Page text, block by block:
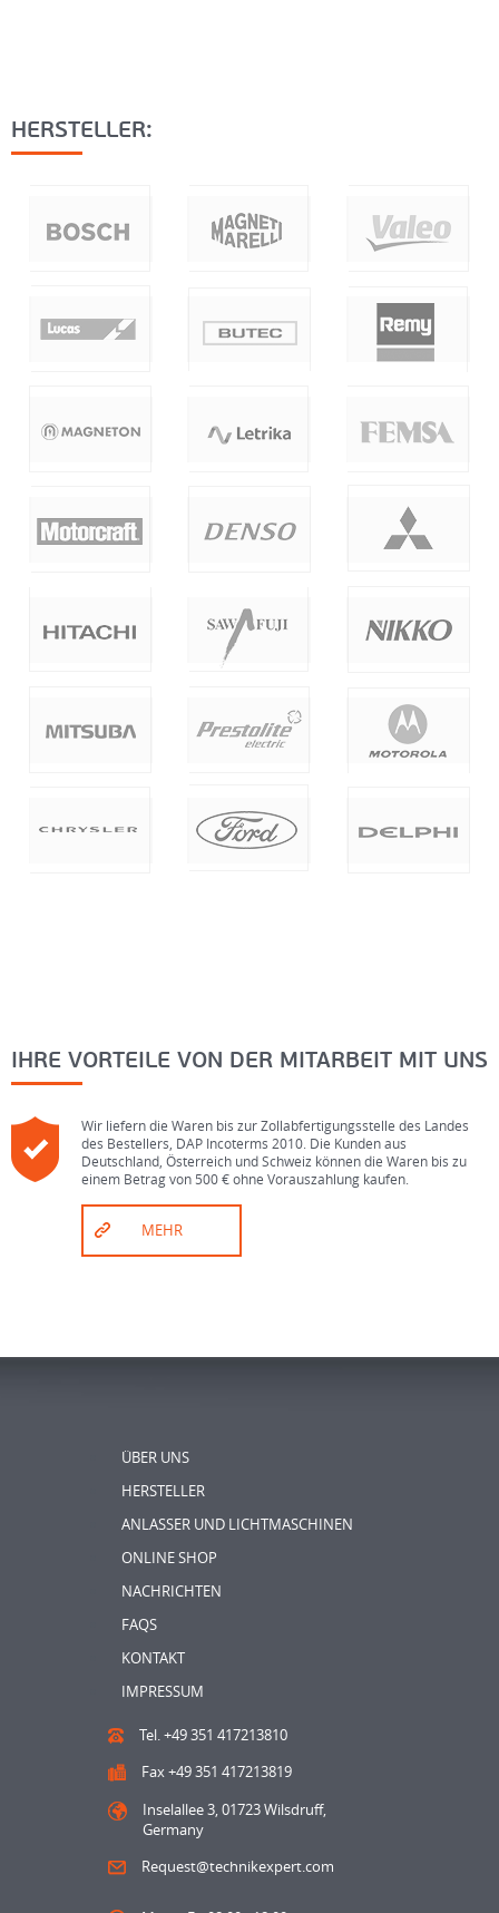
HERSTELLER:
IHRE VORTEILE VON DER MITARBEIT MIT UNS
Wir liefern die Waren bis zur Zollabfertigungsstelle des Landes
des Bestellers, DAP Incoterms 2010. Die Kunden aus
Deutschland, Österreich und Schweiz können die Waren bis zu
einem Betrag von 500 € ohne Vorauszahlung kaufen.
MEHR
ÜBER UNS
HERSTELLER
ANLASSER UND LICHTMASCHINEN
ONLINE SHOP
NACHRICHTEN
FAQS
KONTAKT
IMPRESSUM
Tel. +49 351 417213810
Fax +49 351 417213819
Inselallee 3, 01723 Wilsdruff,
Germany
Request@technikexpert.com